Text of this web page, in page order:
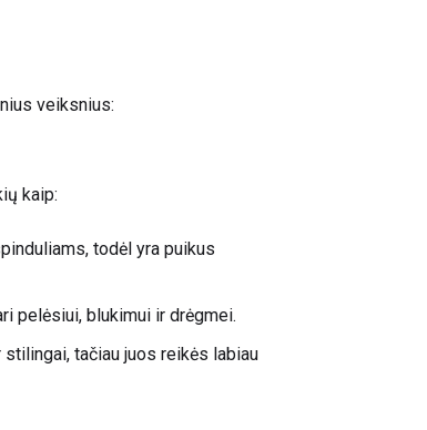
veiksnius:
kaip:
todėl yra puikus
pelėsiui, blukimui ir drėgmei.
tačiau juos reikės labiau